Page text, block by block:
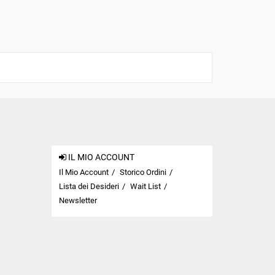
IL MIO ACCOUNT
Il Mio Account
Storico Ordini
Lista dei Desideri
Wait List
Newsletter